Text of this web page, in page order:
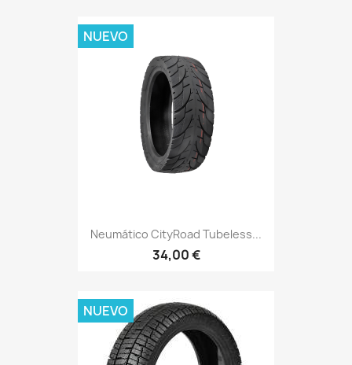
Neumático CityRoad Tubeless...
34,00 €
NUEVO
NUEVO